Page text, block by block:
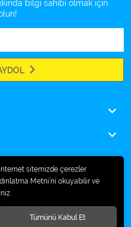
bilgi sahibi olmak için
hakları saklıdır.
sitemizde çerezler
Metni’ni okuyabilir ve
Tümünü Kabul Et